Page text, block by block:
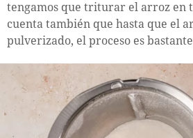
tengamos que triturar el arroz en
cuenta también que hasta que el
pulverizado, el proceso es